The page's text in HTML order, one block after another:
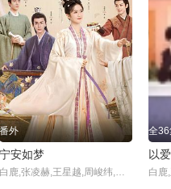
番外
宁安如梦
白鹿,张凌赫,王星越,周峻纬,刘些宁,周大为,秦天宇,崔绍阳,叶晞月,汤梦佳
全36
以